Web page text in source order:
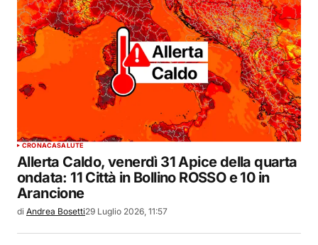
CRONACASALUTE
Allerta Caldo, venerdì 31 Apice della quarta
ondata: 11 Città in Bollino ROSSO e 10 in
Arancione
di Andrea Bosetti29 Luglio 2026, 11:57